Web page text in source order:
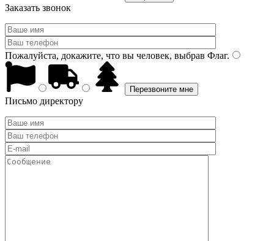
Заказать звонок
Пожалуйста, докажите, что вы человек, выбрав Флаг.
Письмо директору